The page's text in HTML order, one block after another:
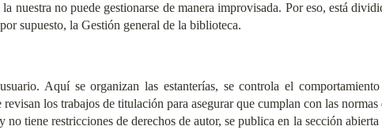
nuestra no puede gestionarse de manera improvisada. Por eso, está
supuesto, la Gestión general de la biblioteca.
Aquí se organizan las estanterías, se controla el
los trabajos de titulación para asegurar que cumplan con las
tiene restricciones de derechos de autor, se publica en la sección